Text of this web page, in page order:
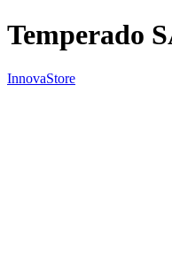
Temperado
InnovaStore